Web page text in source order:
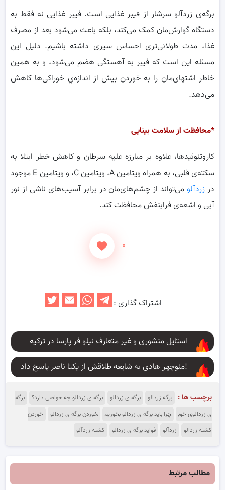
برگه‌ی زردآلو سرشار از فیبر غذایی است. فیبر غذایی نه فقط به
دستگاه گوارش‌مان کمک می‌کند، بلکه باعث می‌شود بعد از مصرف
غذا، مدت طولانی‌تری احساس سیری داشته باشیم. دلیل این
مسئله این است که فیبر به آهستگی هضم می‌شود، و به همین
خاطر اشتهای‌مان را به خوردن بیش از اندازه‌ي خوراکی‌ها کاهش
می‌دهد.
*محافظت از سلامت‌ بینایی‌
کاروتنوئیدها، علاوه بر مبارزه علیه سرطان و کاهش خطر ابتلا به
سکته‌ی قلبی، به همراه ویتامین A، ویتامین C، و ویتامین E موجود
درزردآلو می‌تواند از چشم‌های‌مان در برابر آسیب‌های ناشی از نور
آبی و اشعه‌ی فرابنفش محافظت کند.
۰
اشتراک گذاری :
استایل منشوری و غیر متعارف نیلو فر پارسا در ترکیه
منوچهر هادی به شایعه طلاقش از یکتا ناصر پاسخ داد!
برچسب ها : برگه زردالو برگه ی زردالو برگه ی زردالو چه خواصی دارد؟
برگه
ی زردالوی خوب
چرا باید برگه ی زردالو بخوریم خوردن برگه ی زردالو
خوردن
کشته زردالو
زردآلو فواید برگه ی زردالو کشته زردآلو
مطالب مرتبط